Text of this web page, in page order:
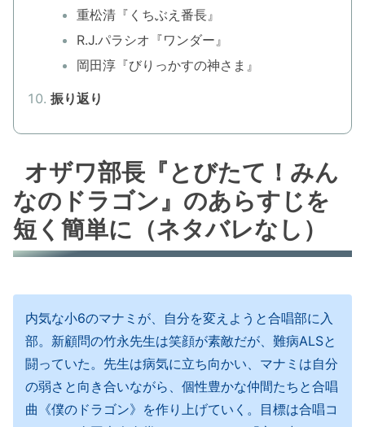
重松清『くちぶえ番長』
R.J.パラシオ『ワンダー』
岡田淳『びりっかすの神さま』
振り返り
オザワ部長『とびたて！みん
なのドラゴン』のあらすじを
短く簡単に（ネタバレなし）
内気な小6のマナミが、自分を変えようと合唱部に入
部。新顧問の竹永先生は笑顔が素敵だが、難病ALSと
闘っていた。先生は病気に立ち向かい、マナミは自分
の弱さと向き合いながら、個性豊かな仲間たちと合唱
曲《僕のドラゴン》を作り上げていく。目標は合唱コ